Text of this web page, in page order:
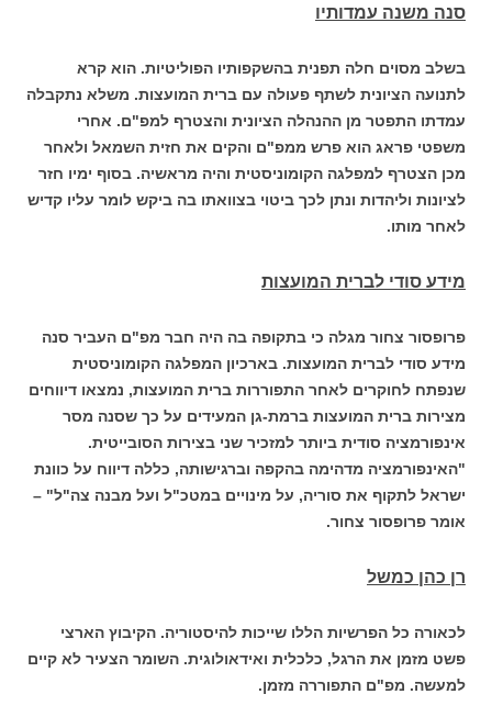
סנה משנה עמדותיו
בשלב מסוים חלה תפנית בהשקפותיו הפוליטיות. הוא קרא
לתנועה הציונית לשתף פעולה עם ברית המועצות. משלא נתקבלה
עמדתו התפטר מן ההנהלה הציונית והצטרף למפ"ם. אחרי
משפטי פראג הוא פרש ממפ"ם והקים את חזית השמאל ולאחר
מכן הצטרף למפלגה הקומוניסטית והיה מראשיה. בסוף ימיו חזר
לציונות וליהדות ונתן לכך ביטוי בצוואתו בה ביקש לומר עליו קדיש
לאחר מותו.
מידע סודי לברית המועצות
פרופסור צחור מגלה כי בתקופה בה היה חבר מפ"ם העביר סנה
מידע סודי לברית המועצות. בארכיון המפלגה הקומוניסטית
שנפתח לחוקרים לאחר התפוררות ברית המועצות, נמצאו דיווחים
מצירות ברית המועצות ברמת-גן המעידים על כך שסנה מסר
אינפורמציה סודית ביותר למזכיר שני בצירות הסובייטית.
"האינפורמציה מדהימה בהקפה וברגישותה, כללה דיווח על כוונת
ישראל לתקוף את סוריה, על מינויים במטכ"ל ועל מבנה צה"ל" –
אומר פרופסור צחור.
רן כהן כמשל
לכאורה כל הפרשיות הללו שייכות להיסטוריה. הקיבוץ הארצי
פשט מזמן את הרגל, כלכלית ואידאולוגית. השומר הצעיר לא קיים
למעשה. מפ"ם התפוררה מזמן.